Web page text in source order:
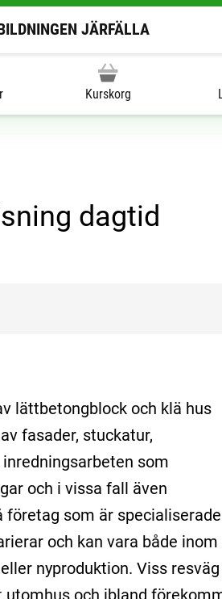
JÄRFÄLLA
Kurskorg
dagtid
lättbetongblock och klä hus
fasader, stuckatur,
som
och i vissa fall även
som är
och kan vara både inom
nyproduktion. Viss
och ibland